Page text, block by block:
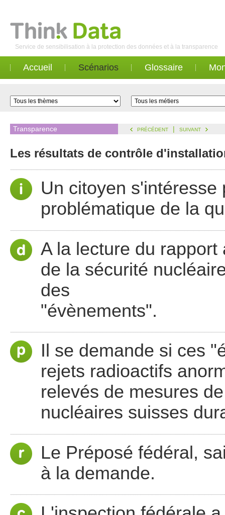
Service de sensibilisation à la protection des données et à la transparence
Accueil Scénarios Glossaire
Transparence PRÉCÉDENT | SUIVANT
Les résultats de contrôle
Un citoyen
problématique de la
A la lecture du
de la sécurité
des
"évènements".
Il se demande si ces
rejets radioactifs
relevés de mesures
nucléaires suisses
Le Préposé fédéral,
à la demande.